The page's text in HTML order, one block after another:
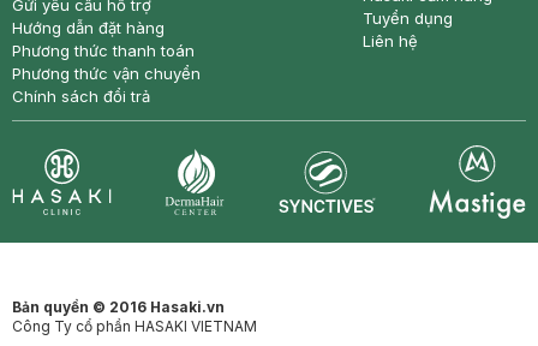
Gửi yêu cầu hỗ trợ
Hướng dẫn đặt hàng
Phương thức thanh toán
Phương thức vận chuyển
Chính sách đổi trả
Tuyển dụng
Liên hệ
Bản quyền © 2016 Hasaki.vn
Công Ty cổ phần HASAKI VIETNAM